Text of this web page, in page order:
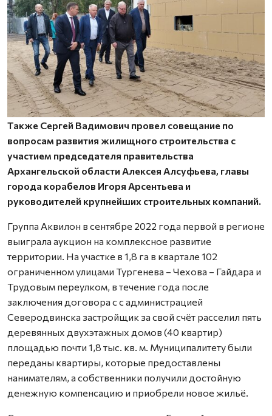
Также Сергей Вадимович провел совещание по
вопросам развития жилищного строительства с
участием председателя правительства
Архангельской области Алексея Алсуфьева, главы
города корабелов Игоря Арсентьева и
руководителей крупнейших строительных компаний.
Группа Аквилон в сентябре 2022 года первой в регионе
выиграла аукцион на комплексное развитие
территории. На участке в 1,8 га в квартале 102
ограниченном улицами Тургенева – Чехова – Гайдара и
Трудовым переулком, в течение года после
заключения договора с с администрацией
Северодвинска застройщик за свой счёт расселил пять
деревянных двухэтажных домов (40 квартир)
площадью почти 1,8 тыс. кв. м. Муниципалитету были
переданы квартиры, которые предоставлены
нанимателям, а собственники получили достойную
денежную компенсацию и приобрели новое жильё.